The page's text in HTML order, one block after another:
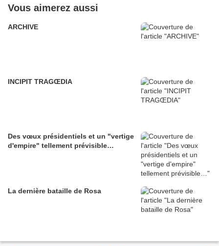
Vous aimerez aussi
ARCHIVE
INCIPIT TRAGŒDIA
Des vœux présidentiels et un "vertige
d'empire" tellement prévisible…
La dernière bataille de Rosa